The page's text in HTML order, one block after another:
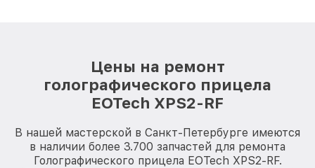
Цены на ремонт
голографического прицела
EOTech XPS2-RF
В нашей мастерской в Санкт-Петербурге имеются
в наличии более 3.700 запчастей для ремонта
Голографического прицела EOTech XPS2-RF.